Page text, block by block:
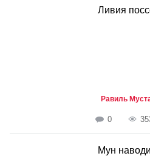
Ливия
Равиль
0
Мун